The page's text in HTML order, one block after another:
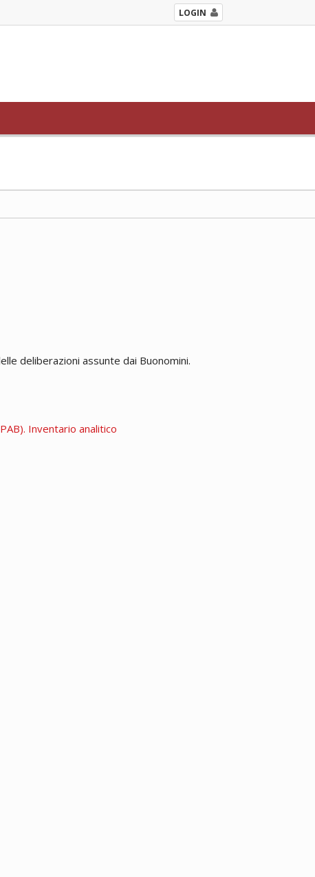
LOGIN
deliberazioni assunte dai Buonomini.
Inventario analitico